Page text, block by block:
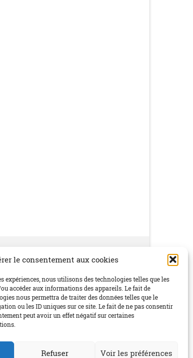
le consentement aux cookies
expériences, nous utilisons des technologies telles que les
accéder aux informations des appareils. Le fait de
nous permettra de traiter des données telles que le
ou les ID uniques sur ce site. Le fait de ne pas consentir
peut avoir un effet négatif sur certaines
Refuser Voir les préférences
Social